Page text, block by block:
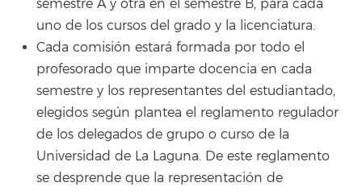
semestre A y otra en el semestre B, para cada
uno de los cursos del grado y la licenciatura.
Cada comisión estará formada por todo el
profesorado que imparte docencia en cada
semestre y los representantes del estudiantado,
elegidos según plantea el reglamento regulador
de los delegados de grupo o curso de la
Universidad de La Laguna. De este reglamento
se desprende que la representación de